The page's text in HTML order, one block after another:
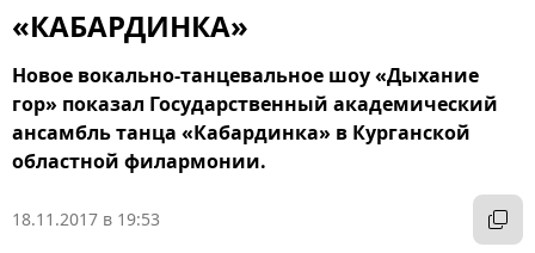
«КАБАРДИНКА»
Новое вокально-танцевальное шоу «Дыхание
гор» показал Государственный академический
ансамбль танца «Кабардинка» в Курганской
областной филармонии.
18.11.2017 в 19:53